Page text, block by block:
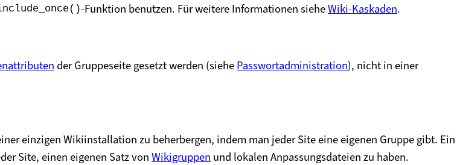
-Funktion benutzen. Für weitere Informationen sieheWiki-Kaskaden.
der Gruppeseite gesetzt werden (siehe Passwortadministration), nicht in einer
einzigen Wikiinstallation zu beherbergen, indem man jeder Site eine eigenen Gruppe gibt. Ein
Site, einen eigenen Satz vonWikigruppen und lokalen Anpassungsdateien zu haben.